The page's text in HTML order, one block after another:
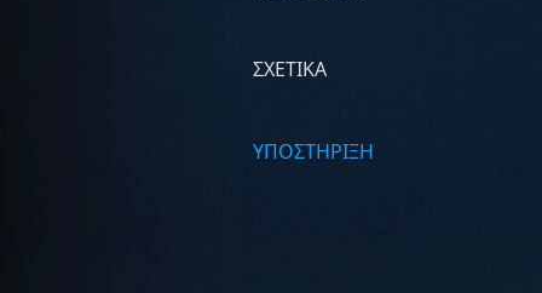
ΣΧΕΤΙΚΆ
ΥΠΟΣΤΗΡΙΞΗ